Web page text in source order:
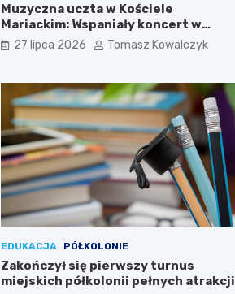
Muzyczna uczta w Kościele
Mariackim: Wspaniały koncert w
Darłowie
27 lipca 2026 Tomasz Kowalczyk
EDUKACJA PÓŁKOLONIE
Zakończył się pierwszy turnus
miejskich półkolonii pełnych atrakcji